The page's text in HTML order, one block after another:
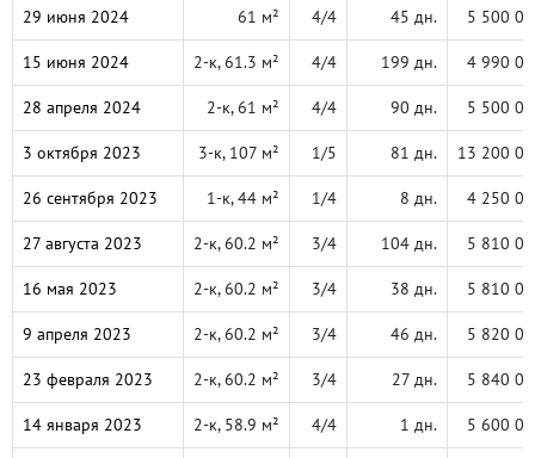
29 июня 2024 61 м² 4/4 45 дн. 5 500
15 июня 2024 2-к, 61.3 м² 4/4 199 дн. 4 990
28 апреля 2024 2-к, 61 м² 4/4 90 дн. 5 500
3 октября 2023 3-к, 107 м² 1/5 81 дн. 13 200
26 сентября 2023 1-к, 44 м² 1/4 8 дн. 4 250
27 августа 2023 2-к, 60.2 м² 3/4 104 дн. 5 810
16 мая 2023 2-к, 60.2 м² 3/4 38 дн. 5 810
9 апреля 2023 2-к, 60.2 м² 3/4 46 дн. 5 820
23 февраля 2023 2-к, 60.2 м² 3/4 27 дн. 5 840
14 января 2023 2-к, 58.9 м² 4/4 1 дн. 5 600